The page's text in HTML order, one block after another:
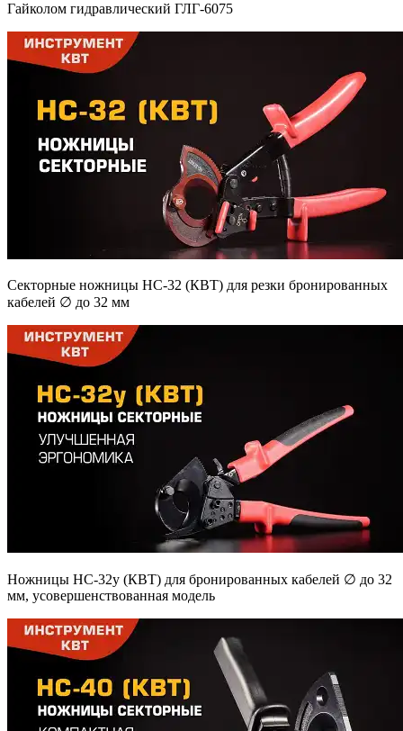
Гайколом гидравлический ГЛГ-6075
Секторные ножницы НС-32 (КВТ) для резки бронированных
кабелей ∅ до 32 мм
Ножницы НС-32у (КВТ) для бронированных кабелей ∅ до 32
мм, усовершенствованная модель